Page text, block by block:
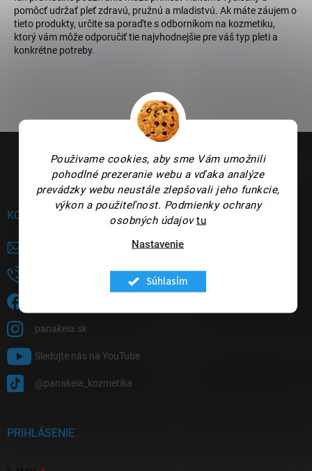
Použivame cookies, aby sme Vám umožnili
pohodlné prezeranie webu a vďaka analýze
prevádzky webu neustále zlepšovali jeho funkcie,
výkon a použiteľnost. Podmienky ochrany
osobných údajov tu
Nastavenie
Súhlasím
pomôcť udržať pleť zdravú, pružnú a mladistvú. Ak máte záujem o
tieto produkty, určite sa poraďte s odborníkom na kozmetiku,
ktorý vám môže odporučiť tie najvhodnejšie pre váš typ pleti a
konkrétne potreby.
KONTAKT
panakeia.sk
panakeia.sk
Sledujte nás na YouTube
@panakeia_kozmetika
PRIHLÁSENIE